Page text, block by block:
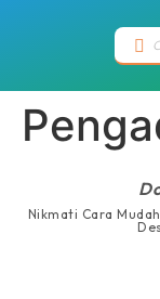
Nikmati Cara